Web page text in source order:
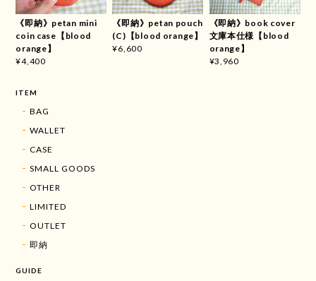
《即納》petan mini
coin case【blood
orange】
¥4,400
《即納》petan pouch
(C)【blood orange】
¥6,600
《即納》book cover
文庫本仕様【blood
orange】
¥3,960
ITEM
BAG
WALLET
CASE
SMALL GOODS
OTHER
LIMITED
OUTLET
即納
GUIDE